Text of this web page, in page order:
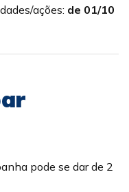
ações: de 01/10
pode se dar de 2